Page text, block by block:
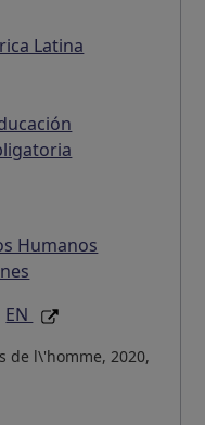
Latina
Humanos
EN
de l\'homme, 2020,